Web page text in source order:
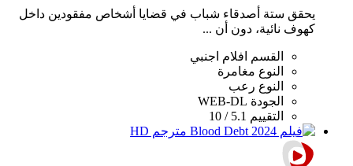
يحقق ستة أصدقاء شباب في قضايا أشخاص مفقودين داخل
كهوف نائية، دون أن ...
القسم
افلام اجنبي
النوع مغامرة
النوع رعب
الجودة WEB-DL
التقييم 5.1 / 10